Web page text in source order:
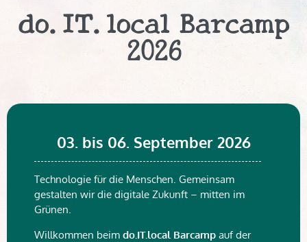
do.IT.local Barcamp
2026
03. bis 06. September 2026
Technologie für die Menschen. Gemeinsam
gestalten wir die digitale Zukunft – mitten im
Grünen.
Willkommen beim do.IT.local Barcamp auf der